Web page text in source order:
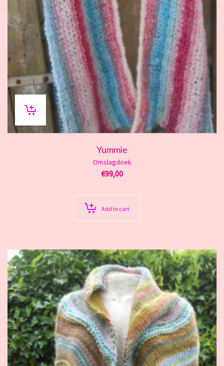
Yummie
Omslagdoek
€99,00
Add to cart